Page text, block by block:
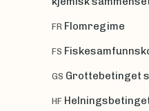
FR Flomregime
FS
GS Grottebetinget
HF